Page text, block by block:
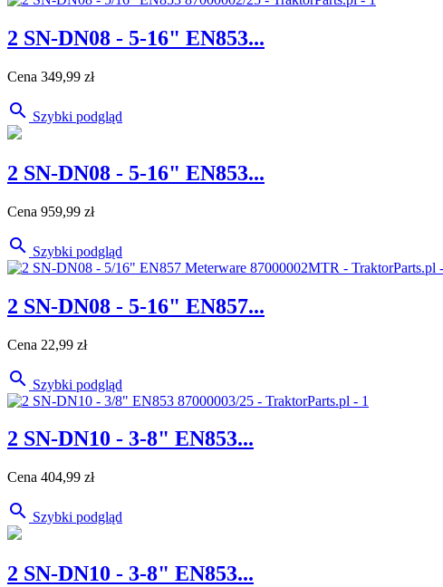
2 SN-DN08 - 5-16" EN853...
Cena 349,99 zł
 Szybki podgląd
2 SN-DN08 - 5-16" EN853...
Cena 959,99 zł
 Szybki podgląd
2 SN-DN08 - 5-16" EN857...
Cena 22,99 zł
 Szybki podgląd
2 SN-DN10 - 3-8" EN853...
Cena 404,99 zł
 Szybki podgląd
2 SN-DN10 - 3-8" EN853...